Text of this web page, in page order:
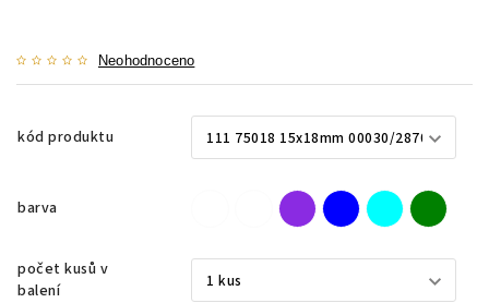
Neohodnoceno
kód produktu
barva
počet kusů v
balení